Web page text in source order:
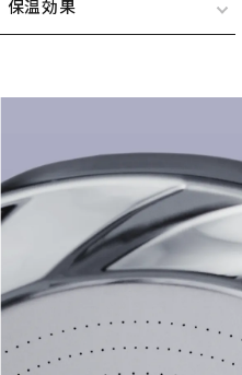
保温効果